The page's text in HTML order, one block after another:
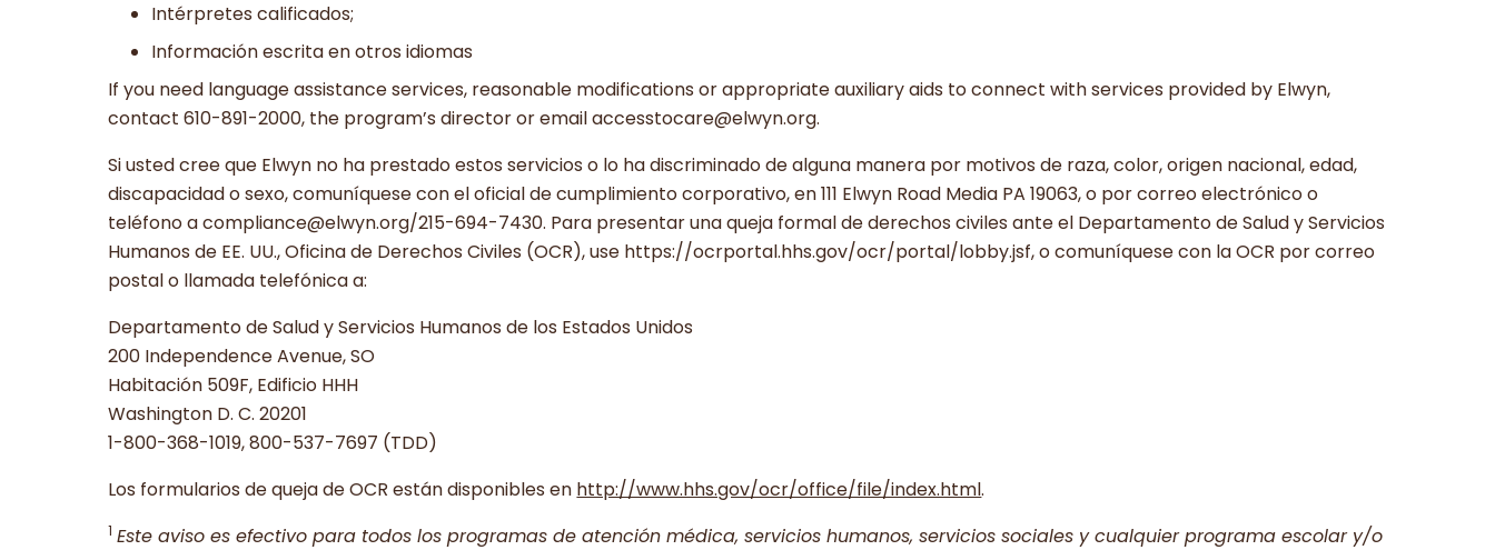
Intérpretes calificados;
Información escrita en otros idiomas
If you need language assistance services, reasonable modifications or appropriate auxiliary aids to connect with services provided by Elwyn,
contact 610-891-2000, the program’s director or email accesstocare@elwyn.org.
Si usted cree que Elwyn no ha prestado estos servicios o lo ha discriminado de alguna manera por motivos de raza, color, origen nacional, edad,
discapacidad o sexo, comuníquese con el oficial de cumplimiento corporativo, en 111 Elwyn Road Media PA 19063, o por correo electrónico o
teléfono a compliance@elwyn.org/215-694-7430. Para presentar una queja formal de derechos civiles ante el Departamento de Salud y Servicios
Humanos de EE. UU., Oficina de Derechos Civiles (OCR), use https://ocrportal.hhs.gov/ocr/portal/lobby.jsf, o comuníquese con la OCR por correo
postal o llamada telefónica a:
Departamento de Salud y Servicios Humanos de los Estados Unidos
200 Independence Avenue, SO
Habitación 509F, Edificio HHH
Washington D. C. 20201
1-800-368-1019, 800-537-7697 (TDD)
Los formularios de queja de OCR están disponibles en http://www.hhs.gov/ocr/office/file/index.html.
1 Este aviso es efectivo para todos los programas de atención médica, servicios humanos, servicios sociales y cualquier programa escolar y/o